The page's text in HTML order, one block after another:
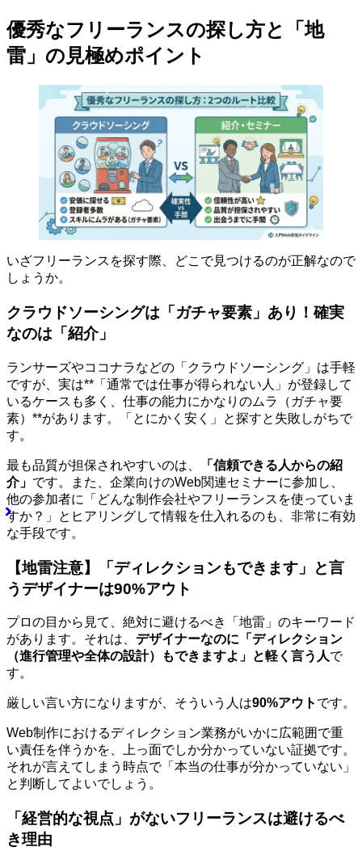
優秀なフリーランスの探し方と「地
雷」の見極めポイント
いざフリーランスを探す際、どこで見つけるのが正解なので
しょうか。
クラウドソーシングは「ガチャ要素」あり！確実
なのは「紹介」
ランサーズやココナラなどの「クラウドソーシング」は手軽
ですが、実は**「通常では仕事が得られない人」が登録して
いるケースも多く、仕事の能力にかなりのムラ（ガチャ要
素）**があります。「とにかく安く」と探すと失敗しがちで
す。
最も品質が担保されやすいのは、
「信頼できる人からの紹
介」 です。また、企業向けのWeb関連セミナーに参加し、
他の参加者に「どんな制作会社やフリーランスを使っていま
すか？」とヒアリングして情報を仕入れるのも、非常に有効
な手段です。
【地雷注意】「ディレクションもできます」と言
うデザイナーは90%アウト
プロの目から見て、絶対に避けるべき「地雷」のキーワード
があります。それは、 デザイナーなのに「ディレクション
（進行管理や全体の設計）もできますよ」と軽く言う人で
す。
厳しい言い方になりますが、そういう人は90%アウト です。
Web制作におけるディレクション業務がいかに広範囲で重
い責任を伴うかを、上っ面でしか分かっていない証拠です。
それが言えてしまう時点で「本当の仕事が分かっていない」
と判断してよいでしょう。
「経営的な視点」がないフリーランスは避けるべ
き理由